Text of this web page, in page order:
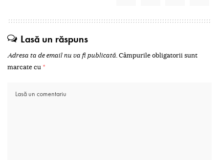
Lasă un răspuns
Adresa ta de email nu va fi publicată.Câmpurile obligatorii sunt
marcate cu *